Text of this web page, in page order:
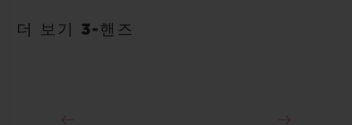
40시간
더 보기 3-핸즈